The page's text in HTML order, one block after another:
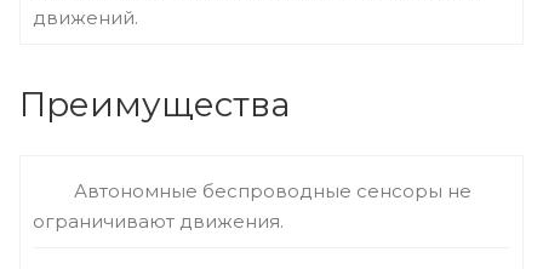
движений.
Преимущества
Автономные беспроводные сенсоры не
ограничивают движения.